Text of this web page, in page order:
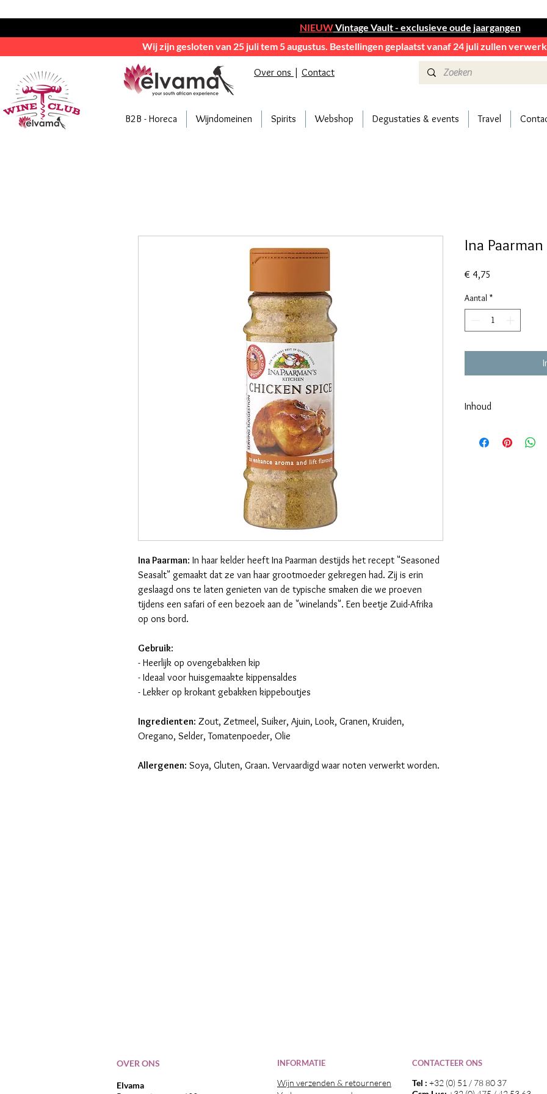
NIEUWVintage Vault - exclusieve oude jaargangen
Wij zijn gesloten van 25 juli tem 5 augustus. Bestellingen geplaatst vanaf 24 juli zullen
Over ons | Contact
B2B - Horeca Wijndomeinen Spirits Webshop Degustaties & events Travel
Ina Paarman: In haar kelder heeft Ina Paarman destijds het recept "Seasoned
Seasalt" gemaakt dat ze van haar grootmoeder gekregen had. Zij is erin
geslaagd ons te laten genieten van de typische smaken die we proeven
tijdens een safari of een bezoek aan de "winelands". Een beetje Zuid-Afrika
op ons bord.
Gebruik:
- Heerlijk op ovengebakken kip
- Ideaal voor huisgemaakte kippensaldes
- Lekker op krokant gebakken kippeboutjes
Ingredienten: Zout, Zetmeel, Suiker, Ajuin, Look, Granen, Kruiden,
Oregano, Selder, Tomatenpoeder, Olie
Allergenen: Soya, Gluten, Graan. Vervaardigd waar noten verwerkt worden.
Ina
€ 4,75
Aantal *
Inhoud
OVER ONS
Elvama
INFORMATIE
Wijn verzenden & retourneren
CONTACTEER ONS
Tel : +32 (0) 51 / 78 80 37